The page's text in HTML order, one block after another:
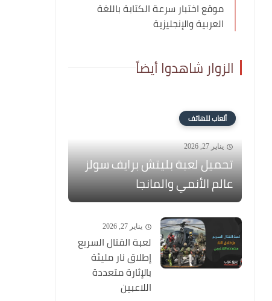
موقع اختبار سرعة الكتابة باللغة
العربية والإنجليزية
الزوار شاهدوا أيضاً
ألعاب للهاتف
يناير 27, 2026
تحميل لعبة بليتش برايف سولز
عالم الأنمي والمانجا
يناير 27, 2026
لعبة القتال السريع
إطلاق نار مليئة
بالإثارة متعددة
اللاعبين